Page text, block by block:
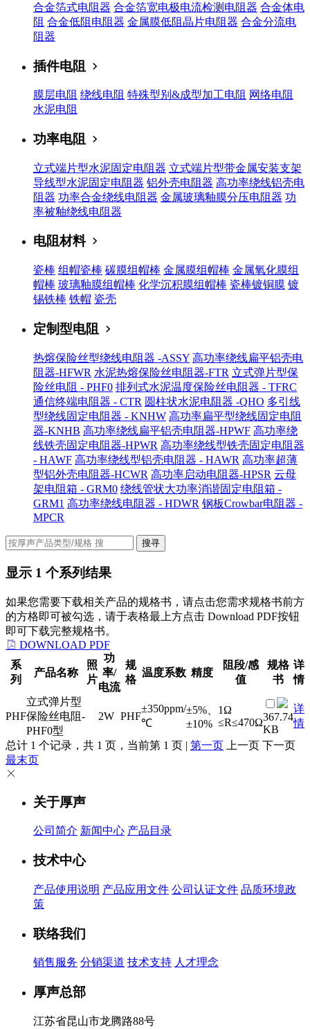
合金箔式电阻器 合金箔宽电极电流检测电阻器 合金体电
阻 合金低阻电阻器 金属膜低阻晶片电阻器 合金分流电
阻器
插件电阻
膜层电阻 绕线电阻 特殊型别&成型加工电阻 网络电阻
水泥电阻
功率电阻
立式端片型水泥固定电阻器 立式端片型带金属安装支架
导线型水泥固定电阻器 铝外壳电阻器 高功率绕线铝壳电
阻器 功率合金绕线电阻器 金属玻璃釉膜分压电阻器 功
率被釉绕线电阻器
电阻材料
瓷棒 组帽瓷棒 碳膜组帽棒 金属膜组帽棒 金属氧化膜组
帽棒 玻璃釉膜组帽棒 化学沉积膜组帽棒 瓷棒镀铜膜 镀
锡铁棒 铁帽 瓷壳
定制型电阻
热熔保险丝型绕线电阻器 -ASSY 高功率绕线扁平铝壳电
阻器-HFWR 水泥热熔保险丝电阻器-FTR 立式弹片型保
险丝电阻 - PHF0 排列式水泥温度保险丝电阻器 - TFRC
通信终端电阻器 - CTR 圆柱状水泥电阻器 -QHO 多引线
型绕线固定电阻器 - KNHW 高功率扁平型绕线固定电阻
器-KNHB 高功率绕线扁平铝壳电阻器-HPWF 高功率绕
线铁壳固定电阻器-HPWR 高功率绕线型铁壳固定电阻器
- HAWF 高功率绕线型铝壳电阻器 - HAWR 高功率超薄
型铝外壳电阻器-HCWR 高功率启动电阻器-HPSR 云母
架电阻箱 - GRM0 绕线管状大功率消谐固定电阻箱 -
GRM1 高功率绕线电阻器 - HDWR 钢板Crowbar电阻器 -
MPCR
搜寻
显示 1 个系列结果
如果您需要下载相关产品的规格书，请点击您需求规格书前方
的方格即可被勾选，请于表格最上方点击 Download PDF按钮
即可下载完整规格书。
DOWNLOAD PDF
系
列
产品名称
照
片
功
率/
电流
规
格
温度系数 精度
阻段/感
值
规格
书
详
情
PHF
立式弹片型
保险丝电阻-
PHF0型
2W PHF
±350ppm/
℃
±5%、
±10%
1Ω
≤R≤470Ω367.74
KB
详
情
总计 1 个记录，共 1 页，当前第 1 页 | 第一页 上一页 下一页
最末页
关于厚声
公司简介 新闻中心 产品目录
技术中心
产品使用说明 产品应用文件 公司认证文件 品质环境政
策
联络我们
销售服务 分销渠道 技术支持 人才理念
厚声总部
江苏省昆山市龙腾路88号